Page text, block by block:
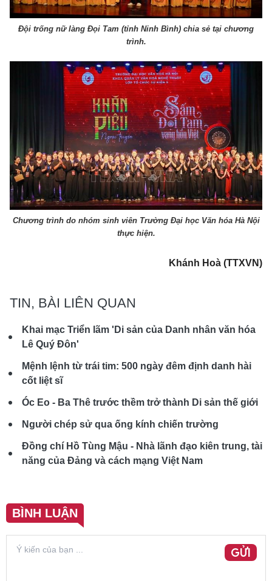
Đội trống nữ làng Đọi Tam (tỉnh Ninh Bình) chia sẻ tại chương
trình.
Chương trình do nhóm sinh viên Trường Đại học Văn hóa Hà Nội
thực hiện.
Khánh Hoà (TTXVN)
TIN, BÀI LIÊN QUAN
Khai mạc Triển lãm 'Di sản của Danh nhân văn hóa
Lê Quý Đôn'
Mệnh lệnh từ trái tim: 500 ngày đêm định danh hài
cốt liệt sĩ
Óc Eo - Ba Thê trước thềm trở thành Di sản thế giới
Người chép sử qua ống kính chiến trường
Đồng chí Hồ Tùng Mậu - Nhà lãnh đạo kiên trung, tài
năng của Đảng và cách mạng Việt Nam
BÌNH LUẬN
GỬI